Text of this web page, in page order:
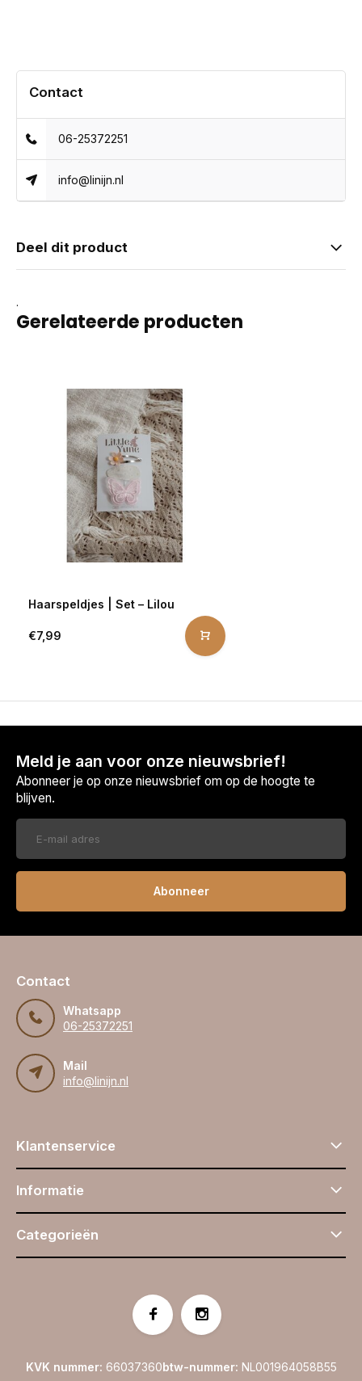
Contact
06-25372251
info@linijn.nl
Deel dit product
.
Gerelateerde producten
Haarspeldjes | Set – Lilou
€7,99
Meld je aan voor onze nieuwsbrief!
Abonneer je op onze nieuwsbrief om op de hoogte te
blijven.
Abonneer
Contact
Whatsapp
06-25372251
Mail
info@linijn.nl
Klantenservice
Informatie
Categorieën
KVK nummer: 66037360btw-nummer: NL001964058B55